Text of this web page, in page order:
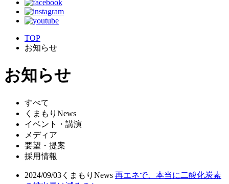
TOP
お知らせ
お知らせ
すべて
くまもりNews
イベント・講演
メディア
要望・提案
採用情報
2024/09/03 くまもりNews 再エネで、本当に二酸化炭素